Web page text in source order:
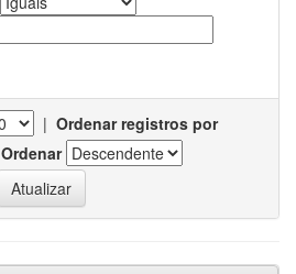
| Ordenar registros por
Ordenar